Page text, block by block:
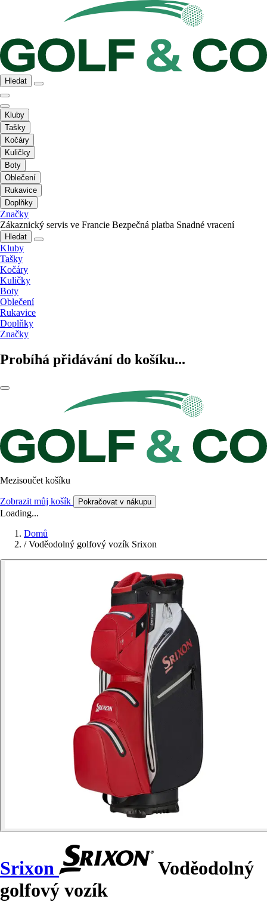
Hledat
Kluby
Tašky
Kočáry
Kuličky
Boty
Oblečení
Rukavice
Doplňky
Značky
Zákaznický servis ve Francie Bezpečná platba Snadné vracení
Hledat
Kluby
Tašky
Kočáry
Kuličky
Boty
Oblečení
Rukavice
Doplňky
Značky
Probíhá přidávání do košíku...
Mezisoučet košíku
Zobrazit můj košík Pokračovat v nákupu
Loading...
Domů
/ Voděodolný golfový vozík Srixon
Srixon
Voděodolný
golfový vozík